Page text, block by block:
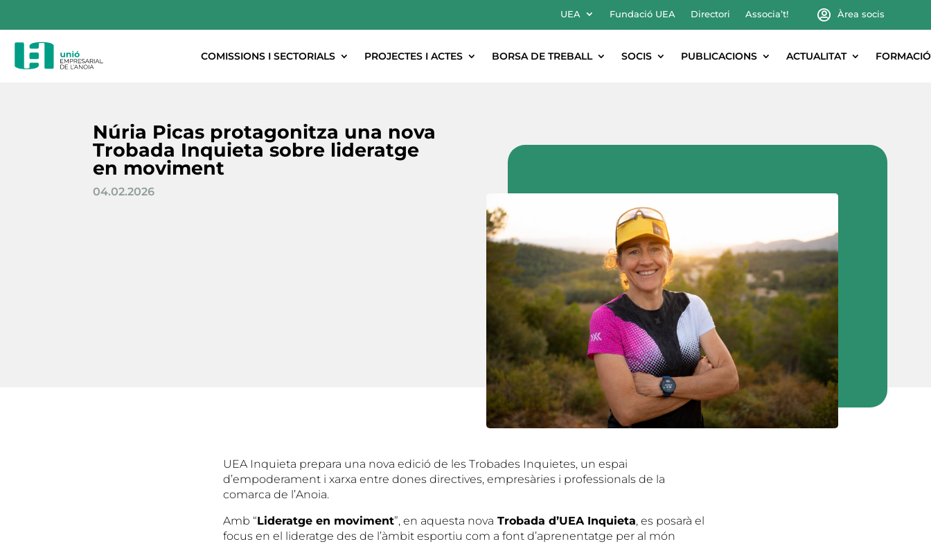
UEA Fundació UEA Directori Associa’t! Àrea socis
COMISSIONS I SECTORIALS PROJECTES I ACTES BORSA DE TREBALL SOCIS PUBLICACIONS ACTUALITAT FORMACIÓ
Núria Picas protagonitza una nova
Trobada Inquieta sobre lideratge
en moviment
04.02.2026
UEA Inquieta prepara una nova edició de les Trobades Inquietes, un espai
d’empoderament i xarxa entre dones directives, empresàries i professionals de la
comarca de l’Anoia.
Amb “Lideratge en moviment”, en aquesta nova Trobada d’UEA Inquieta, es posarà el
focus en el lideratge des de l’àmbit esportiu com a font d’aprenentatge per al món